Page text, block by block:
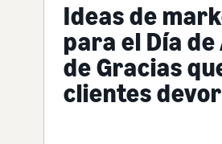
Ideas de
para el Día
de Gracias
clientes